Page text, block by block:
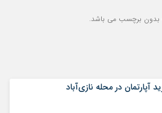
بدون برچسب می باشد.
آپارتمان در محله نازی‌آباد